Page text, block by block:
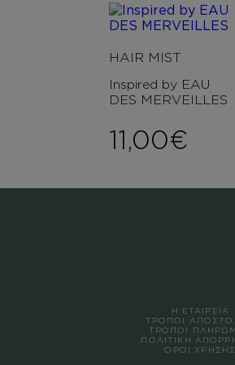
HAIR MIST
Inspired by EAU
DES MERVEILLES
11,00€
Η ΕΤΑΙΡΕΙΑ
ΤΡΟΠΟΙ
ΤΡΟΠΟΙ
ΠΟΛΙΤΙΚΗ
ΟΡΟΙ